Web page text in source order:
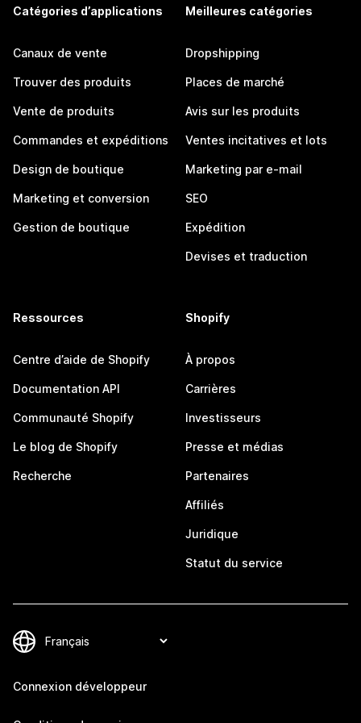
Catégories d’applications
Canaux de vente
Trouver des produits
Vente de produits
Commandes et expéditions
Design de boutique
Marketing et conversion
Gestion de boutique
Meilleures catégories
Dropshipping
Places de marché
Avis sur les produits
Ventes incitatives et lots
Marketing par e-mail
SEO
Expédition
Devises et traduction
Ressources
Centre d’aide de Shopify
Documentation API
Communauté Shopify
Le blog de Shopify
Recherche
Shopify
À propos
Carrières
Investisseurs
Presse et médias
Partenaires
Affiliés
Juridique
Statut du service
Connexion développeur